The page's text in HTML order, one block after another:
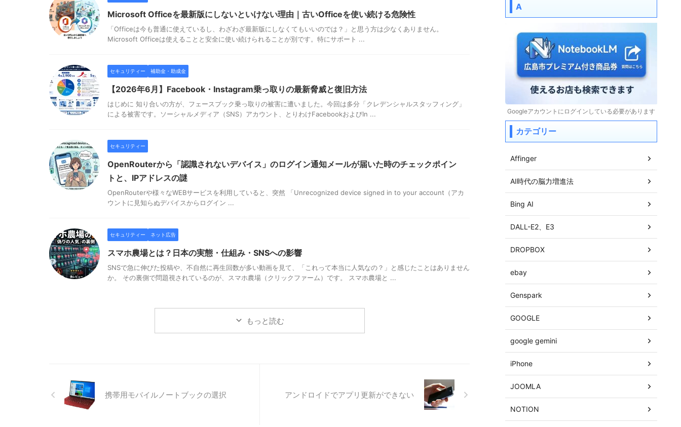
Microsoft Officeを最新版にしないといけない理由｜古いOfficeを使い続ける危険性
「Officeは今も普通に使えているし、わざわざ最新版にしなくてもいいのでは？」と思う方は少なくありません。
Microsoft Officeは使えることと安全に使い続けられることが別です。特にサポート ...
セキュリティー 補助金・助成金
【2026年6月】Facebook・Instagram乗っ取りの最新脅威と復旧方法
はじめに 知り合いの方が、フェースブック乗っ取りの被害に遭いました。今回は多分「クレデンシャルスタッフィング」
による被害です。ソーシャルメディア（SNS）アカウント、とりわけFacebookおよびIn ...
セキュリティー
OpenRouterから「認識されないデバイス」のログイン通知メールが届いた時のチェックポイン
トと、IPアドレスの謎
OpenRouterや様々なWEBサービスを利用していると、突然 「Unrecognized device signed in to your account（アカ
ウントに見知らぬデバイスからログイン ...
セキュリティー ネット広告
スマホ農場とは？日本の実態・仕組み・SNSへの影響
SNSで急に伸びた投稿や、不自然に再生回数が多い動画を見て、「これって本当に人気なの？」と感じたことはありません
か。 その裏側で問題視されているのが、スマホ農場（クリックファーム）です。 スマホ農場と ...
もっと読む
携帯用モバイルノートブックの選択 アンドロイドでアプリ更新ができない
A
Googleアカウントにログインしている必要があります
カテゴリー
Affinger
AI時代の脳力増進法
Bing AI
DALL-E2、E3
DROPBOX
ebay
Genspark
GOOGLE
google gemini
iPhone
JOOMLA
NOTION